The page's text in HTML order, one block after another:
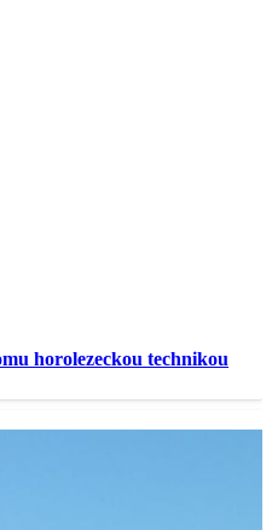
horolezeckou technikou